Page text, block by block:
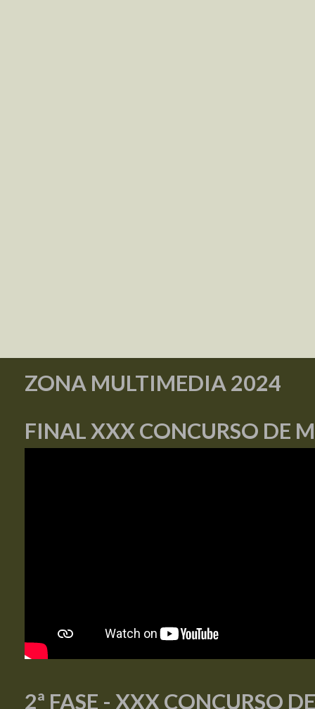
ZONA MULTIMEDIA 2024
FINAL XXX CONCURSO DE
2ª FASE - XXX CONCURSO